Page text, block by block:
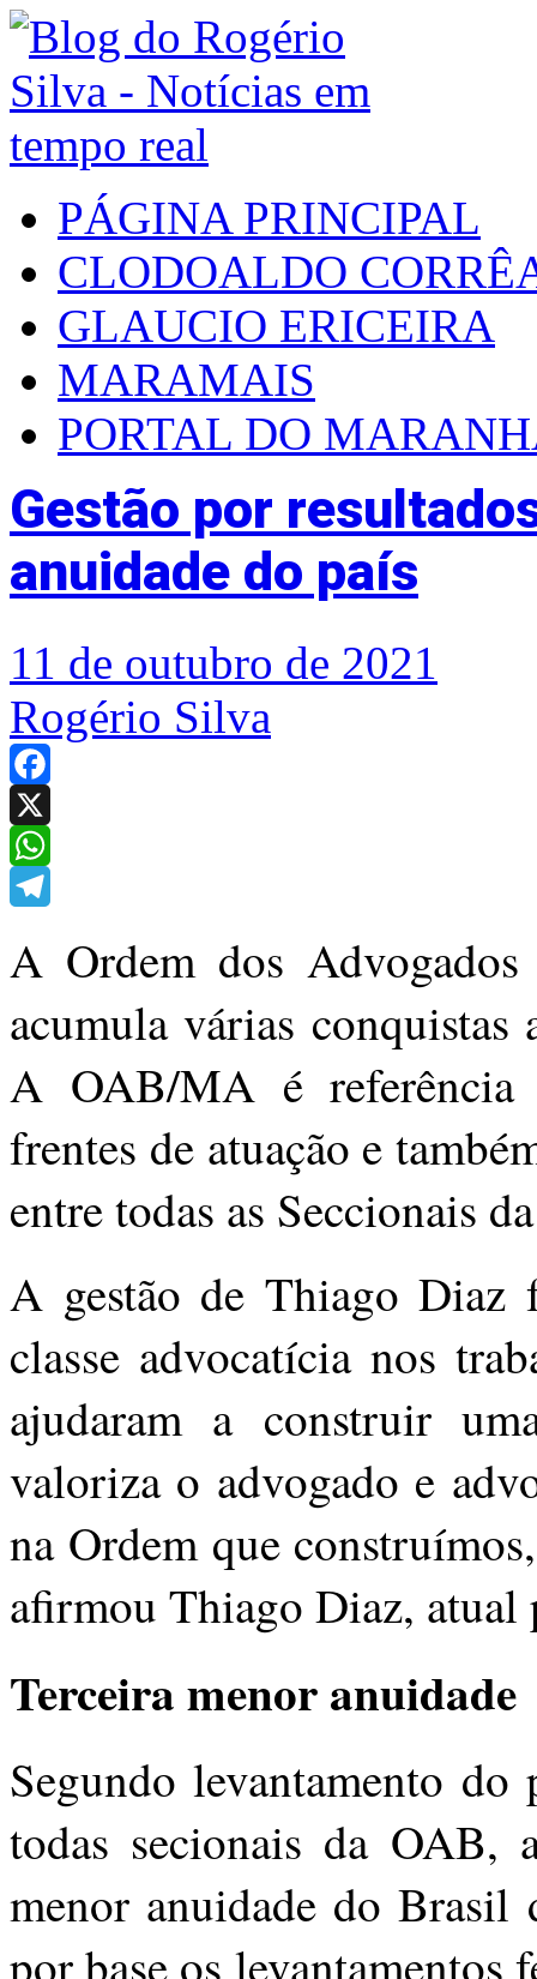
PÁGINA PRINCIPAL
CLODOALDO
GLAUCIO ERICEIRA
MARAMAIS
PORTAL DO
Gestão por
anuidade do país
11 de outubro de 2021
Rogério Silva
Facebook
X
WhatsApp
A Ordem dos
acumula várias
A OAB/MA é referência
frentes de atuação e
entre todas as Seccionais
A gestão de Thiago Diaz
classe advocatícia nos
ajudaram a construir
valoriza o advogado e
na Ordem que
afirmou Thiago Diaz, atual
Terceira menor anuidade
Segundo levantamento
todas secionais da OAB,
menor anuidade do Brasil
por base os